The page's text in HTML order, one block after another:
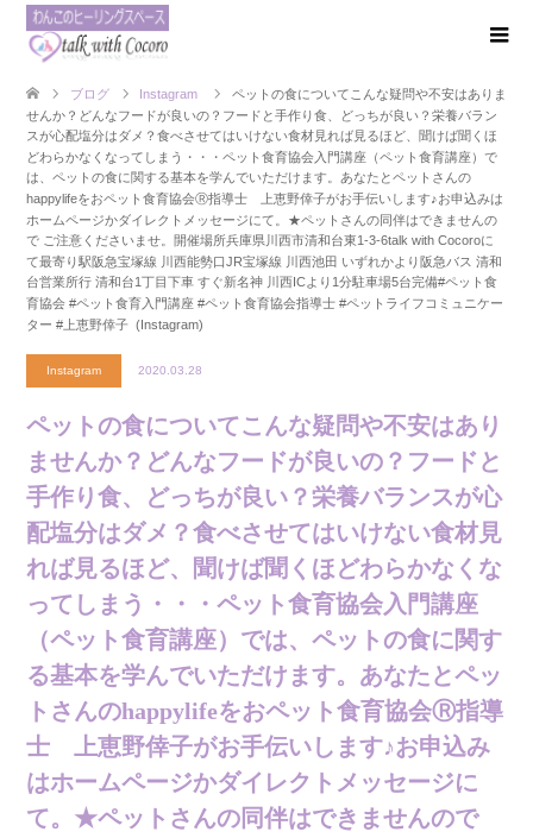
ブログ Instagram
ペットの食について こんな疑問や不安はありま
せんか？ ︎どんなフードが良いの？ ︎フードと手作り食、どっちが良い？ ︎栄養バラン
スが心配 ︎塩分はダメ？ ︎食べさせてはいけない食材 見れば見るほど、 聞けば聞くほ
ど わらかなくなってしまう・・・ ペット食育協会入門講座（ペット食育講座）で
は、ペットの食に関する基本を学んでいただけます。 あなたとペットさんの
happylifeを おペット食育協会Ⓡ指導士 上恵野倖子が お手伝いします♪ お申込みは
ホームページか ダイレクトメッセージにて。 ★ペットさんの同伴はできませんの
で ご注意くださいませ。 開催場所 兵庫県川西市清和台東1-3-6 talk with Cocoroに
て 最寄り駅 阪急宝塚線 川西能勢口 JR宝塚線 川西池田 いずれかより 阪急バス 清和
台営業所行 清和台1丁目下車 すぐ 新名神 川西ICより1分 駐車場5台完備 #ペット食
育協会 #ペット食育入門講座 #ペット食育協会指導士 #ペットライフコミュニケー
ター #上恵野倖子 (Instagram)
Instagram 2020.03.28
ペットの食について こんな疑問や不安はあり
ませんか？ ︎どんなフードが良いの？ ︎フードと
手作り食、どっちが良い？ ︎栄養バランスが心
配 ︎塩分はダメ？ ︎食べさせてはいけない食材 見
れば見るほど、 聞けば聞くほど わらかなくな
ってしまう・・・ ペット食育協会入門講座
（ペット食育講座）では、ペットの食に関す
る基本を学んでいただけます。 あなたとペッ
トさんのhappylifeを おペット食育協会Ⓡ指導
士 上恵野倖子が お手伝いします♪ お申込み
はホームページか ダイレクトメッセージに
て。 ★ペットさんの同伴はできませんので